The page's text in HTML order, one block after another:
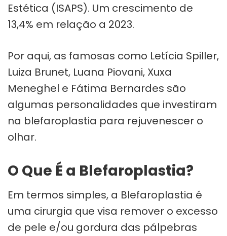
Estética (ISAPS). Um crescimento de
13,4% em relação a 2023.
Por aqui, as famosas como Letícia Spiller,
Luiza Brunet, Luana Piovani, Xuxa
Meneghel e Fátima Bernardes são
algumas personalidades que investiram
na blefaroplastia para rejuvenescer o
olhar.
O Que É a Blefaroplastia?
Em termos simples, a Blefaroplastia é
uma cirurgia que visa remover o excesso
de pele e/ou gordura das pálpebras